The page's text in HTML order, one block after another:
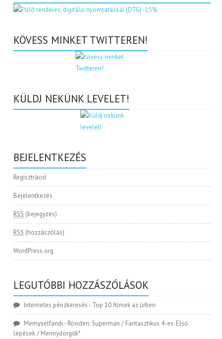
KÖVESS MINKET TWITTEREN!
KÜLDJ NEKÜNK LEVELET!
BEJELENTKEZÉS
Regisztráció
Bejelentkezés
RSS (bejegyzés)
RSS (hozzászólás)
WordPress.org
LEGUTÓBBI HOZZÁSZÓLÁSOK
Internetes pénzkeresés - Top 10 filmek az űrben
Memyselfandi - Röviden: Superman / Fantasztikus 4-es: Első
lépések / Mennydörgők*